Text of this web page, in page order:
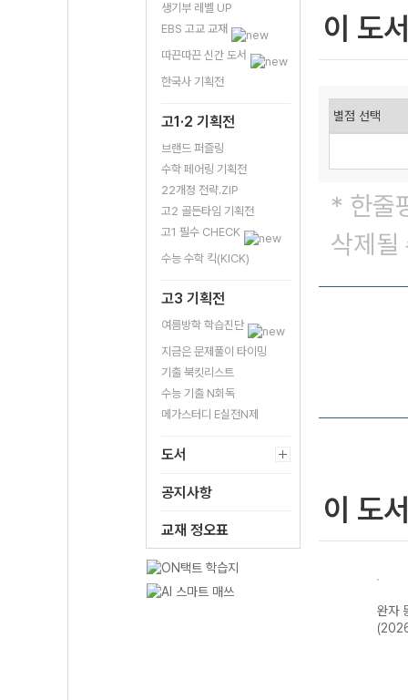
생기부 레벨 UP
EBS 고교 교재
따끈따끈 신간 도서
한국사 기획전
고1·2 기획전
브랜드 퍼즐링
수학 페어링 기획전
22개정 전략.ZIP
고2 골든타임 기획전
고1 필수 CHECK
수능 수학 킥(KICK)
고3 기획전
여름방학 학습진단
지금은 문제풀이 타이밍
기출 북킷리스트
수능 기출 N회독
메가스터디 E실전N제
도서
공지사항
교재 정오표
이 도
* 한줄
삭제될
이 도
완자 동아시아사